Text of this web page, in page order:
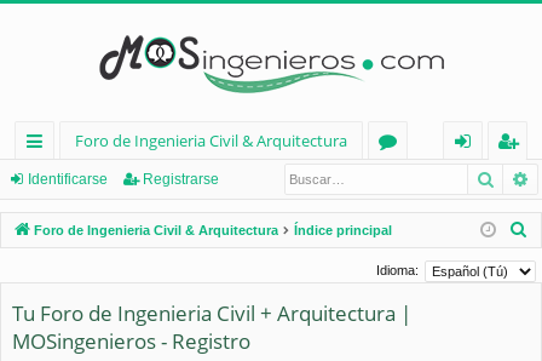
nl
ac
es
pi
Foro de Ingenieria Civil & Arquitectura
os
nt
ifi
eg
ist
ra
Identificarse Registrarse
Foro de Ingenieria Civil & Arquitectura Índice principal
s
Idioma:
Tu Foro de Ingenieria Civil + Arquitectura |
MOSingenieros - Registro